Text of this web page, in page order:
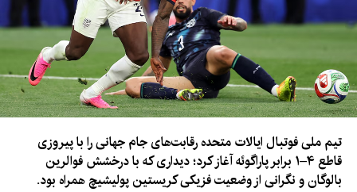
تیم ملی فوتبال ایالات متحده رقابت‌های جام جهانی را با پیروزی
قاطع ۴–۱ برابر پاراگوئه آغاز کرد؛ دیداری که با درخشش فوالرین
بالوگان و نگرانی از وضعیت فزیکی کریستین پولیشیچ همراه بود.